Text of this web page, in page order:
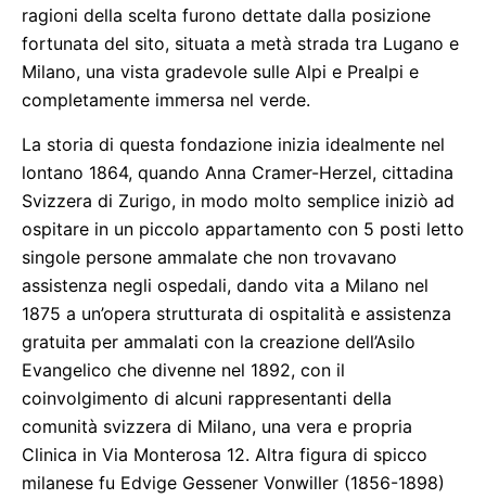
ragioni della scelta furono dettate dalla posizione
fortunata del sito, situata a metà strada tra Lugano e
Milano, una vista gradevole sulle Alpi e Prealpi e
completamente immersa nel verde.
La storia di questa fondazione inizia idealmente nel
lontano 1864, quando Anna Cramer-Herzel, cittadina
Svizzera di Zurigo, in modo molto semplice iniziò ad
ospitare in un piccolo appartamento con 5 posti letto
singole persone ammalate che non trovavano
assistenza negli ospedali, dando vita a Milano nel
1875 a un’opera strutturata di ospitalità e assistenza
gratuita per ammalati con la creazione dell’Asilo
Evangelico che divenne nel 1892, con il
coinvolgimento di alcuni rappresentanti della
comunità svizzera di Milano, una vera e propria
Clinica in Via Monterosa 12. Altra figura di spicco
milanese fu Edvige Gessener Vonwiller (1856-1898)